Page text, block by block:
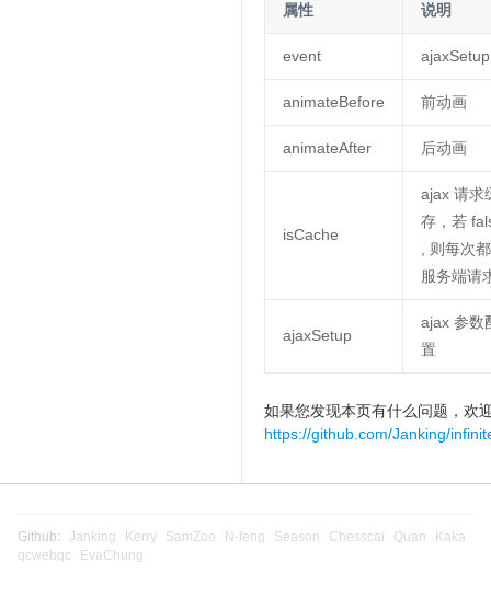
属性 说明
event ajaxSetup
animateBefore 前动画
animateAfter 后动画
isCache
ajax 请求
存，若
, 则每次
服务端请
ajaxSetup
ajax 参数
置
如果您发现本页有什么问题，欢
https://github.com/Janking/
Github: Janking Kerry SamZoo N-feng Season Chesscai Quan
Kaka
qcwebqc
EvaChung